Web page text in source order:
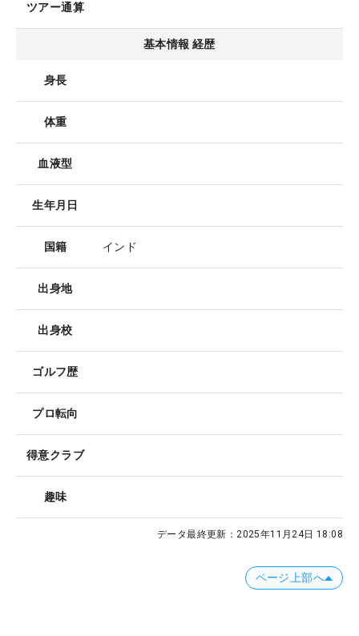
ツアー通算
基本情報 経歴
身長
体重
血液型
生年月日
国籍 インド
出身地
出身校
ゴルフ歴
プロ転向
得意クラブ
趣味
データ最終更新：2025年11月24日 18:08
ページ上部へ